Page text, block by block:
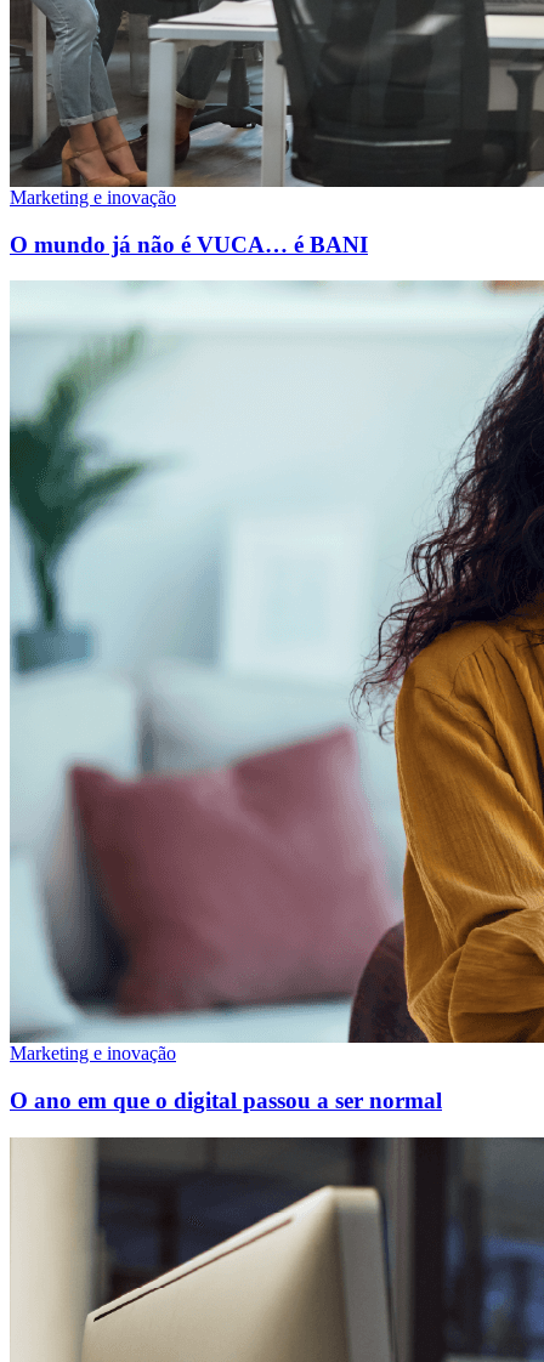
Marketing e inovação
O mundo já não é VUCA… é BANI
Marketing e inovação
O ano em que o digital passou a ser normal